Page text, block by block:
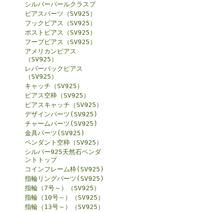
シルバーパールクラスプ
ピアスパーツ（SV925）
フックピアス（SV925）
ポストピアス（SV925）
フープピアス（SV925）
アメリカンピアス
（SV925）
レバーバックピアス
（SV925）
キャッチ（SV925）
ピアス空枠（SV925）
ピアスキャッチ（SV925）
デザインパーツ(SV925)
チャームパーツ(SV925)
金具パーツ(SV925)
ペンダント空枠（SV925）
シルバー925天然石ペンダ
ントトップ
コインフレーム枠(SV925)
指輪リングパーツ(SV925)
指輪（7号～）（SV925）
指輪（10号～）（SV925）
指輪（13号～）（SV925）